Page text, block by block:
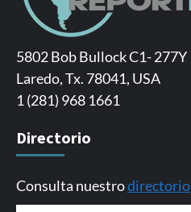
5802 Bob Bullock C1- 277Y
Laredo, Tx. 78041, USA
1 (281) 968 1661
Directorio
Consulta nuestrodirectorio